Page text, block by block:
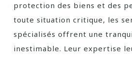
protection des biens et des
toute situation critique, les
spécialisés offrent une
inestimable. Leur expertise